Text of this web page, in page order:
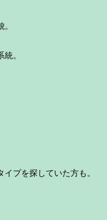
。
プを探していた方も。